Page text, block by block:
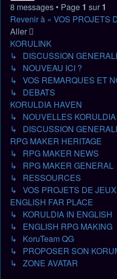
8 messages • Page 1 sur 1
Revenir à « VOS PROJETS
Aller
KORULINK
↳ DISCUSSION
↳ NOUVEAU ICI ?
↳ VOS REMARQUES ET
↳ DEBATS
KORULDIA HAVEN
↳ NOUVELLES KORULDIA
↳ DISCUSSION
RPG MAKER HERITAGE
↳ RPG MAKER NEWS
↳ RPG MAKER GENERAL
↳ RESSOURCES
↳ VOS PROJETS DE JEUX
ENGLISH FAR PLACE
↳ KORULDIA IN ENGLISH
↳ ENGLISH RPG MAKING
↳ KoruTeam QG
↳ PROPOSER SON
↳ ZONE AVATAR